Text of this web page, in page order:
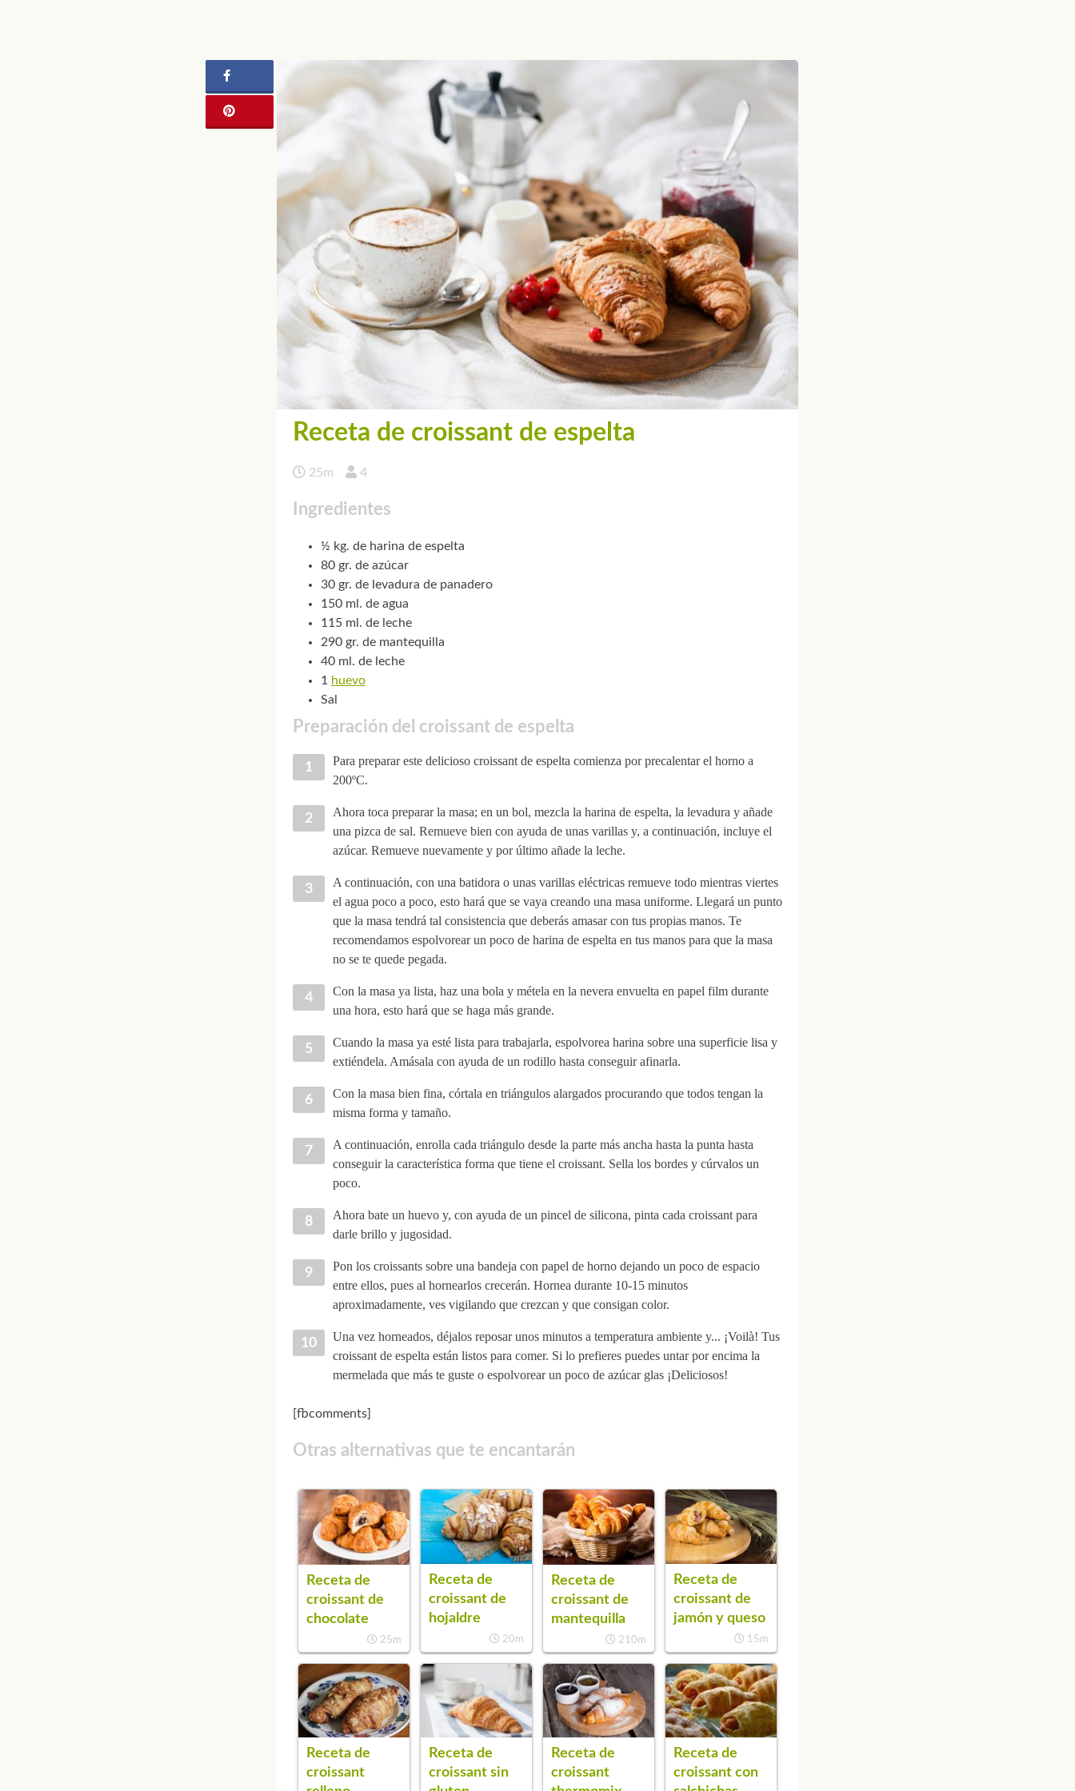
Receta de croissant de espelta
25m 4
Ingredientes
½ kg. de harina de espelta
80 gr. de azúcar
30 gr. de levadura de panadero
150 ml. de agua
115 ml. de leche
290 gr. de mantequilla
40 ml. de leche
1 huevo
Sal
Preparación del croissant de espelta
Para preparar este delicioso croissant de espelta comienza por precalentar el horno a
200ºC.
Ahora toca preparar la masa; en un bol, mezcla la harina de espelta, la levadura y añade
una pizca de sal. Remueve bien con ayuda de unas varillas y, a continuación, incluye el
azúcar. Remueve nuevamente y por último añade la leche.
A continuación, con una batidora o unas varillas eléctricas remueve todo mientras viertes
el agua poco a poco, esto hará que se vaya creando una masa uniforme. Llegará un punto
que la masa tendrá tal consistencia que deberás amasar con tus propias manos. Te
recomendamos espolvorear un poco de harina de espelta en tus manos para que la masa
no se te quede pegada.
Con la masa ya lista, haz una bola y métela en la nevera envuelta en papel film durante
una hora, esto hará que se haga más grande.
Cuando la masa ya esté lista para trabajarla, espolvorea harina sobre una superficie lisa y
extiéndela. Amásala con ayuda de un rodillo hasta conseguir afinarla.
Con la masa bien fina, córtala en triángulos alargados procurando que todos tengan la
misma forma y tamaño.
A continuación, enrolla cada triángulo desde la parte más ancha hasta la punta hasta
conseguir la característica forma que tiene el croissant. Sella los bordes y cúrvalos un
poco.
Ahora bate un huevo y, con ayuda de un pincel de silicona, pinta cada croissant para
darle brillo y jugosidad.
Pon los croissants sobre una bandeja con papel de horno dejando un poco de espacio
entre ellos, pues al hornearlos crecerán. Hornea durante 10-15 minutos
aproximadamente, ves vigilando que crezcan y que consigan color.
Una vez horneados, déjalos reposar unos minutos a temperatura ambiente y... ¡Voilà! Tus
croissant de espelta están listos para comer. Si lo prefieres puedes untar por encima la
mermelada que más te guste o espolvorear un poco de azúcar glas ¡Deliciosos!
[fbcomments]
Otras alternativas que te encantarán
Receta de
croissant de
chocolate
25m
Receta de
croissant de
hojaldre
20m
Receta de
croissant de
mantequilla
210m
Receta de
croissant de
jamón y queso
15m
Receta de
croissant
Receta de
croissant sin
Receta de
croissant
Receta de
croissant con